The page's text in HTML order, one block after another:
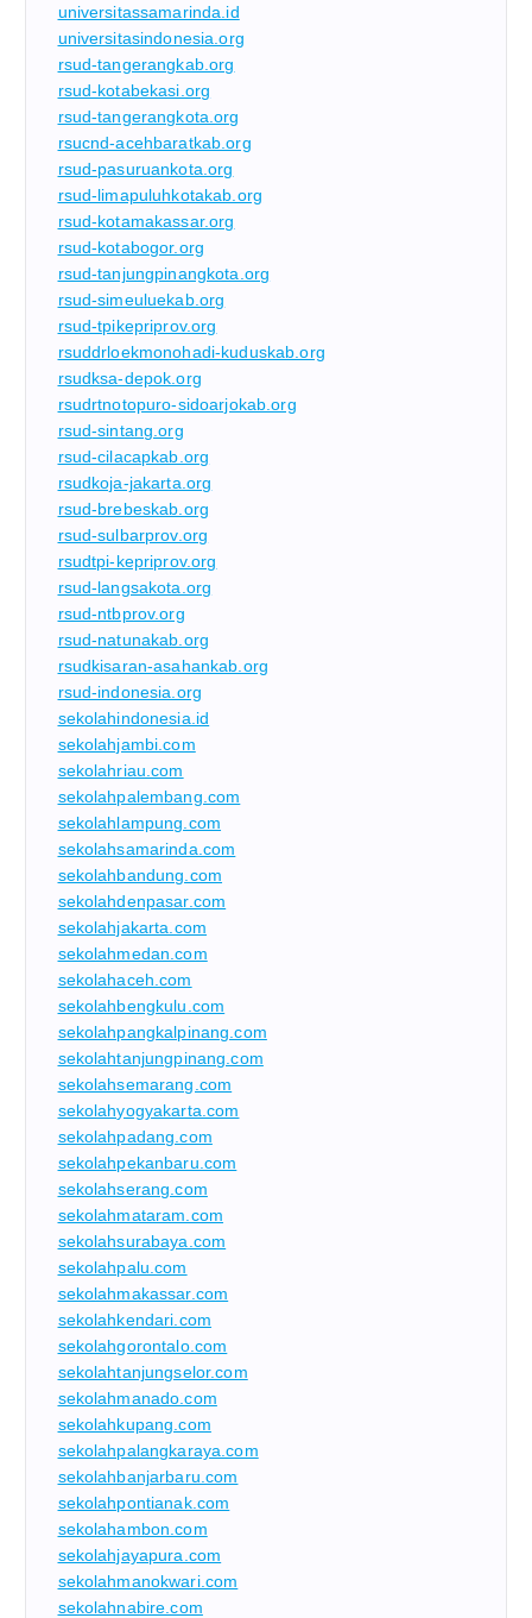
universitassamarinda.id
universitasindonesia.org
rsud-tangerangkab.org
rsud-kotabekasi.org
rsud-tangerangkota.org
rsucnd-acehbaratkab.org
rsud-pasuruankota.org
rsud-limapuluhkotakab.org
rsud-kotamakassar.org
rsud-kotabogor.org
rsud-tanjungpinangkota.org
rsud-simeuluekab.org
rsud-tpikepriprov.org
rsuddrloekmonohadi-kuduskab.org
rsudksa-depok.org
rsudrtnotopuro-sidoarjokab.org
rsud-sintang.org
rsud-cilacapkab.org
rsudkoja-jakarta.org
rsud-brebeskab.org
rsud-sulbarprov.org
rsudtpi-kepriprov.org
rsud-langsakota.org
rsud-ntbprov.org
rsud-natunakab.org
rsudkisaran-asahankab.org
rsud-indonesia.org
sekolahindonesia.id
sekolahjambi.com
sekolahriau.com
sekolahpalembang.com
sekolahlampung.com
sekolahsamarinda.com
sekolahbandung.com
sekolahdenpasar.com
sekolahjakarta.com
sekolahmedan.com
sekolahaceh.com
sekolahbengkulu.com
sekolahpangkalpinang.com
sekolahtanjungpinang.com
sekolahsemarang.com
sekolahyogyakarta.com
sekolahpadang.com
sekolahpekanbaru.com
sekolahserang.com
sekolahmataram.com
sekolahsurabaya.com
sekolahpalu.com
sekolahmakassar.com
sekolahkendari.com
sekolahgorontalo.com
sekolahtanjungselor.com
sekolahmanado.com
sekolahkupang.com
sekolahpalangkaraya.com
sekolahbanjarbaru.com
sekolahpontianak.com
sekolahambon.com
sekolahjayapura.com
sekolahmanokwari.com
sekolahnabire.com